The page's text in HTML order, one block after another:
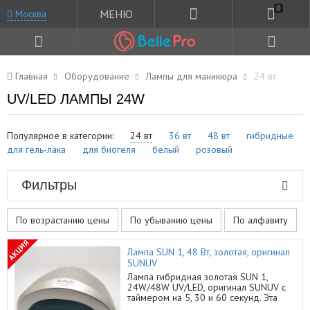
Москва МЕНЮ 0
Главная Оборудование Лампы для маникюра 24 вт
UV/LED ЛАМПЫ 24W
Популярное в категории: 24 вт 36 вт 48 вт
гибридные
для гель-лака
для биогеля белый розовый
Фильтры
По возрастанию цены По убыванию цены По алфавиту
АКЦИЯ
Лампа SUN 1, 48 Вт, золотая, оригинал
SUNUV
Лампа гибридная золотая SUN 1,
24W/48W UV/LED, оригинал SUNUV с
таймером на 5, 30 и 60 секунд. Эта